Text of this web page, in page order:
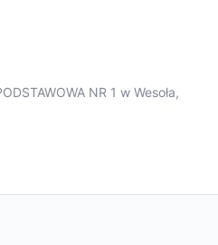
NR 1 w Wesoła,